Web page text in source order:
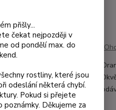
Fuchsie ‘Prince of
oranžovými květy.
zakončení, které
popis
přišly...
čekat nejpozději v
od pondělí max. do
rostliny, které jsou
odeslání některá chybí.
Pokud si přejete
Děkujeme za